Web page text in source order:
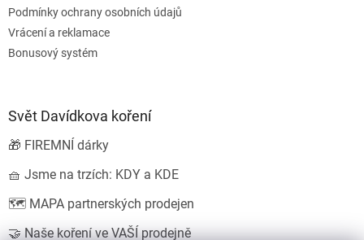
Podmínky ochrany osobních údajů
Vrácení a reklamace
Bonusový systém
Svět Davídkova koření
🎁 FIREMNÍ dárky
🧺 Jsme na trzích: KDY a KDE
🗺️ MAPA partnerských prodejen
🤝 Naše koření ve VAŠÍ prodejně